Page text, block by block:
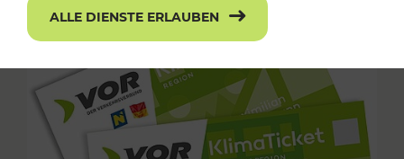
ALLE DIENSTE ERLAUBEN